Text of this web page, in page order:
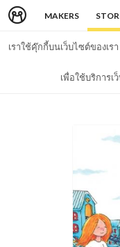
MAKERS
เราใช้คุ๊กกี้บนเว็บไซต์ของเ
เพื่อใช้บริการเ